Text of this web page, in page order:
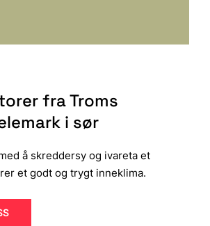
fra Troms
i sør
å skreddersy og ivareta et
et godt og trygt inneklima.